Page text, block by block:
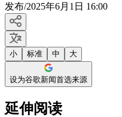
发布/2025年6月1日 16:00
小 标准 中 大
设为谷歌新闻首选来源
延伸阅读